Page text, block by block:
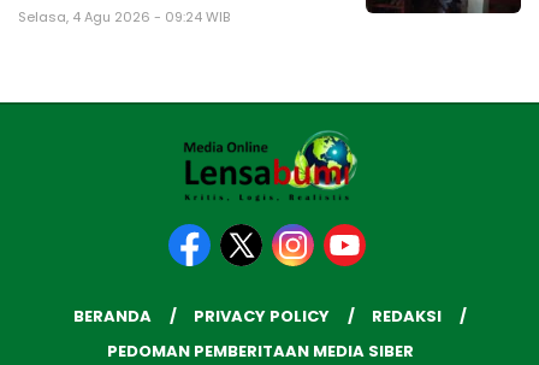
Selasa, 4 Agu 2026 - 09:24 WIB
BERANDA PRIVACY POLICY
REDAKSI
PEDOMAN PEMBERITAAN MEDIA SIBER